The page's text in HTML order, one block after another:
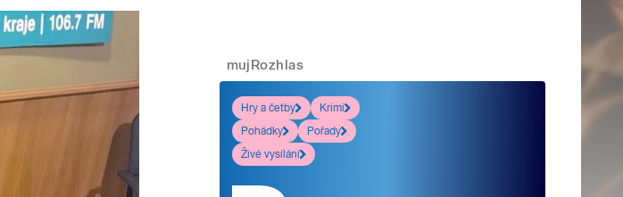
mujRozhlas
Hry a četby
Krimi
Pohádky
Pořady
Živé vysílání